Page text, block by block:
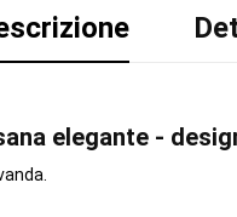
elegante -